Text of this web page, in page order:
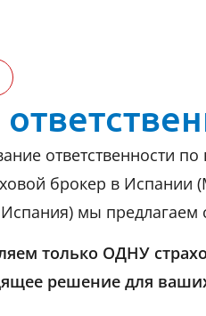
ответственности
брокер в
мы предлагаем
только ОДНУ
решение для